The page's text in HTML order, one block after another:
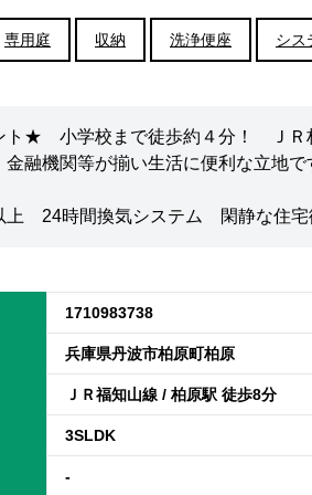
専用庭 収納 洗浄便座 シス
ト★ 小学校まで徒歩約４分！ ＪＲ
融機関等が揃い生活に便利な立地
24時間換気システム 閑静な住
1710983738
兵庫県丹波市柏原町柏原
ＪＲ福知山線 / 柏原駅 徒歩8分
3SLDK
-